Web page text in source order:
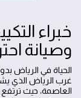
خبراء
وصيانة
الحياة في الرياض
غرب الرياض الذي
العاصمة، حيث